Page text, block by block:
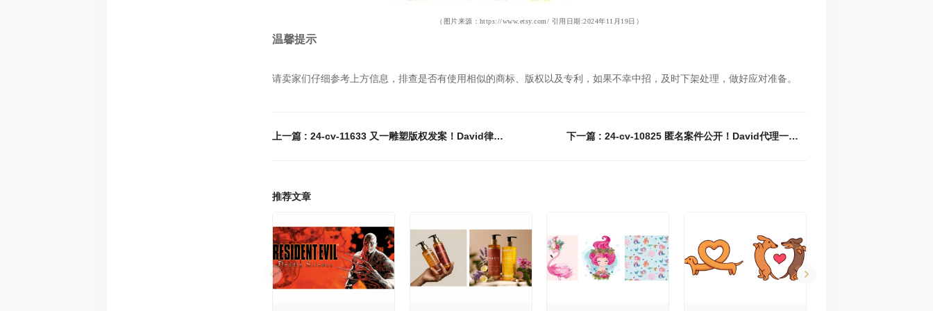
（图片来源 ： https://www.etsy.com/ 引用日期:2024年11月19日）
温馨提示
请卖家们仔细参考上方信息，排查是否有使用相似的商标、版权以及专利，如果不幸中招，及时下架处理，做好应对准备。
上一篇 : 24-cv-11633 又一雕塑版权发案！David律所代理，这两张图片速排查下架！ 下一篇 : 24-cv-10825 匿名案件公开！David代理一张骷髅头插画发案维权，速排查！
推荐文章